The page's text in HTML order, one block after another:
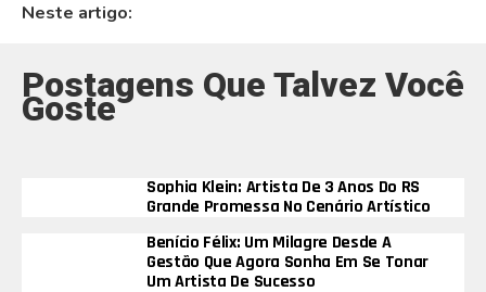
Neste artigo:
Postagens Que Talvez Você
Goste
Sophia Klein: Artista De 3 Anos Do RS
Grande Promessa No Cenário Artístico
Benício Félix: Um Milagre Desde A
Gestão Que Agora Sonha Em Se Tonar
Um Artista De Sucesso